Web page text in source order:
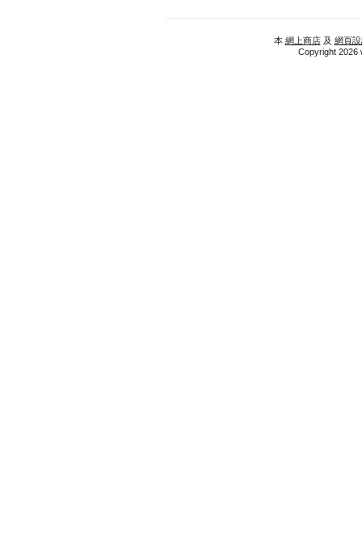
本 網上商店 及 網頁
Copyright 2026